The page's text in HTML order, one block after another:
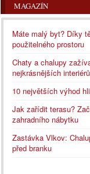
MAGAZÍN
Máte malý byt? Díky
použitelného prostoru
Chaty a chalupy
nejkrásnějších interiérů
10 největších výhod
Jak zařídit terasu?
zahradního nábytku
Zastávka Vlkov:
před branku